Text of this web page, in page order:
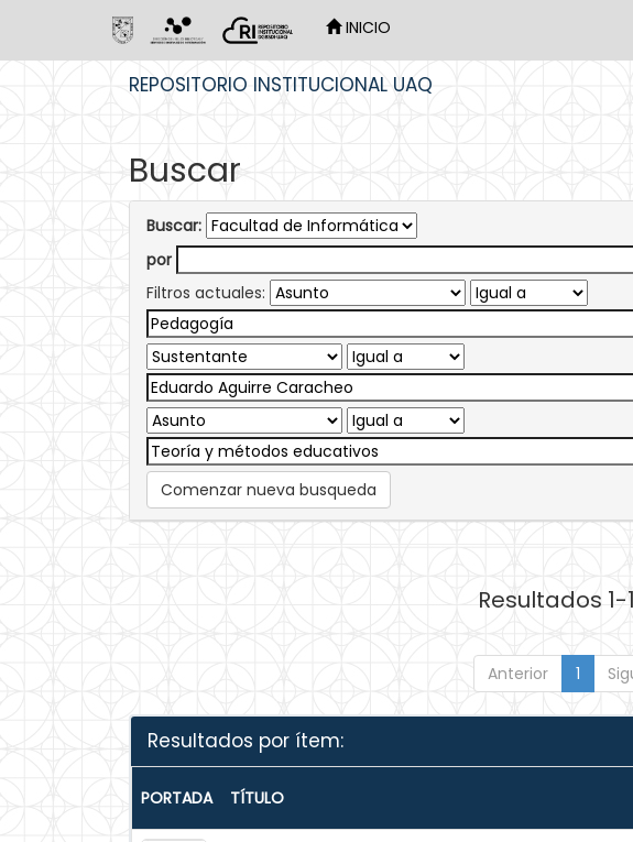
INICIO
REPOSITORIO INSTITUCIONAL UAQ
Buscar
Buscar:
por
Filtros actuales:
Comenzar nueva busqueda
Resultados 1-
Anterior 1
Resultados por ítem:
PORTADA TÍTULO